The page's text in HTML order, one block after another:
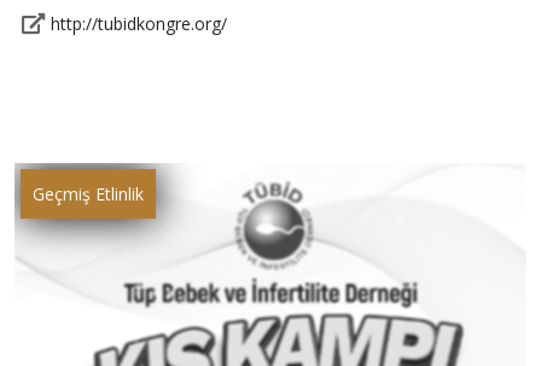
http://tubidkongre.org/
Geçmiş Etlinlik